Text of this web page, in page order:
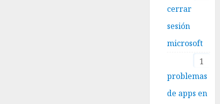
cerrar
sesión
microsoft
1
problemas
de apps en